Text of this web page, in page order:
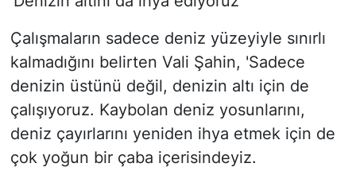
Çalışmaların sadece deniz yüzeyiyle sınırlı
kalmadığını belirten Vali Şahin, 'Sadece
denizin üstünü değil, denizin altı için de
çalışıyoruz. Kaybolan deniz yosunlarını,
deniz çayırlarını yeniden ihya etmek için de
çok yoğun bir çaba içerisindeyiz.